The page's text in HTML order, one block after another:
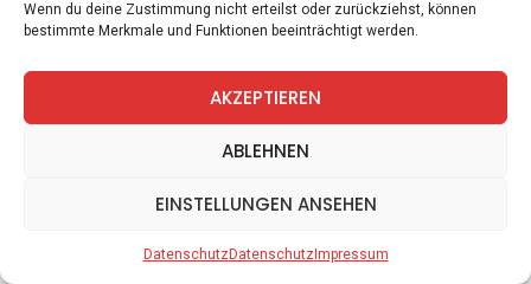
Wenn du deine Zustimmung nicht erteilst oder zurückziehst, können
bestimmte Merkmale und Funktionen beeinträchtigt werden.
AKZEPTIEREN
ABLEHNEN
EINSTELLUNGEN ANSEHEN
DatenschutzDatenschutzImpressum